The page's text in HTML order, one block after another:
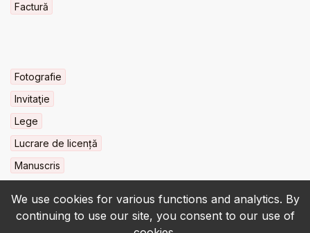
We use cookies for various functions and analytics. By
continuing to use our site, you consent to our use of
Factură
Fotografie
Invitaţie
Lege
Lucrare de licență
Manuscris